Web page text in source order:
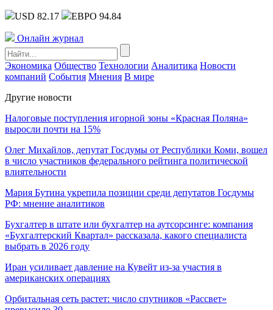
USD 82.17 ЕВРО 94.84
Онлайн журнал
Экономика Общество Технологии Аналитика Новости
компаний События Мнения В мире
Другие новости
Налоговые поступления игорной зоны «Красная Поляна»
выросли почти на 15%
Олег Михайлов, депутат Госдумы от Республики Коми, вошел
в число участников федерального рейтинга политической
влиятельности
Мария Бутина укрепила позиции среди депутатов Госдумы
РФ: мнение аналитиков
Бухгалтер в штате или бухгалтер на аутсорсинге: компания
«Бухгалтерский Квартал» рассказала, какого специалиста
выбрать в 2026 году
Иран усиливает давление на Кувейт из-за участия в
американских операциях
Орбитальная сеть растет: число спутников «Рассвет»